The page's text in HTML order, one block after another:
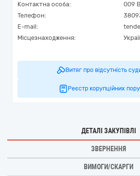
Контактна особа:
009
Телефон:
E-mail:
Місцезнаходження:
Витяг про відсутність
Реєстр корупційних
ДЕТАЛІ ЗАКУПІВЛІ
ЗВЕРНЕННЯ
ВИМОГИ/СКАРГИ